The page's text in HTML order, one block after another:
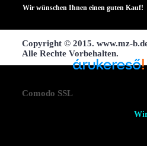
Wir wünschen Ihnen einen guten Kauf!
Copyright © 2015. www.mz-
Alle Rechte Vorbehalten.
Comodo SSL